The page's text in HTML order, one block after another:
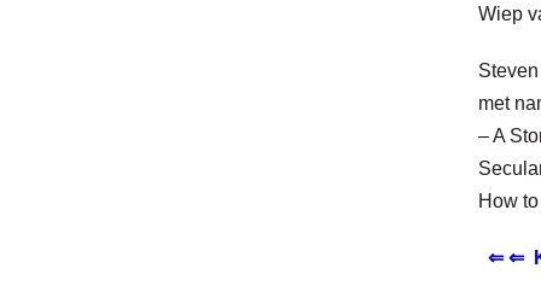
Wiep
met
– A
How
⇐ ⇐